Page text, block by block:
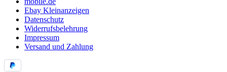
Ebay Kleinanzeigen
Datenschutz
Widerrufsbelehrung
Impressum
Versand und Zahlung